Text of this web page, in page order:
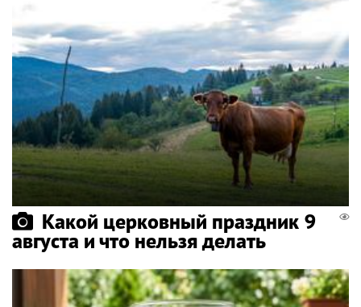
Какой церковный праздник 9
августа и что нельзя делать